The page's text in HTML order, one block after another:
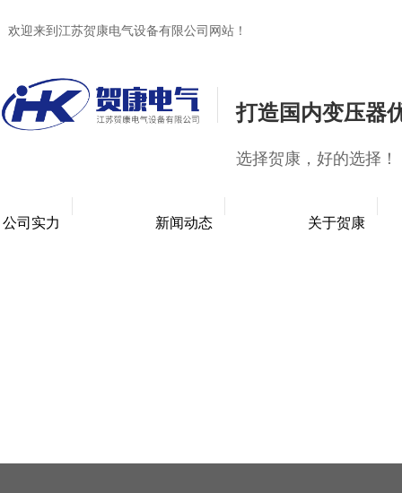
打造国内变压器
选择贺康，好的选择！
欢迎来到江苏贺康电气设备有限公司网站！
公司实力 新闻动态 关于贺康